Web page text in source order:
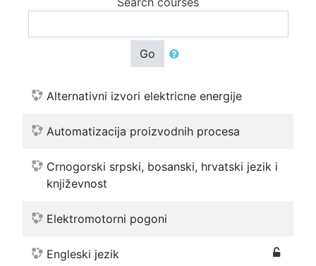
Go
Alternativni izvori elektricne energije
Automatizacija proizvodnih procesa
Crnogorski srpski, bosanski, hrvatski jezik i
književnost
Elektromotorni pogoni
Engleski jezik